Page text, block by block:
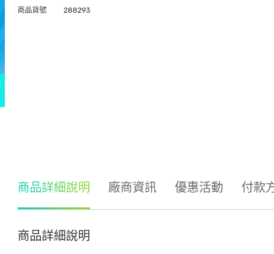
商品貨號 288293
商品詳細說明 廠商資訊 優惠活動 付款
商品詳細說明